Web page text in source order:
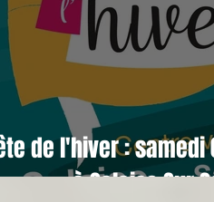
de l'hiver : samedi
à Salaise Sur